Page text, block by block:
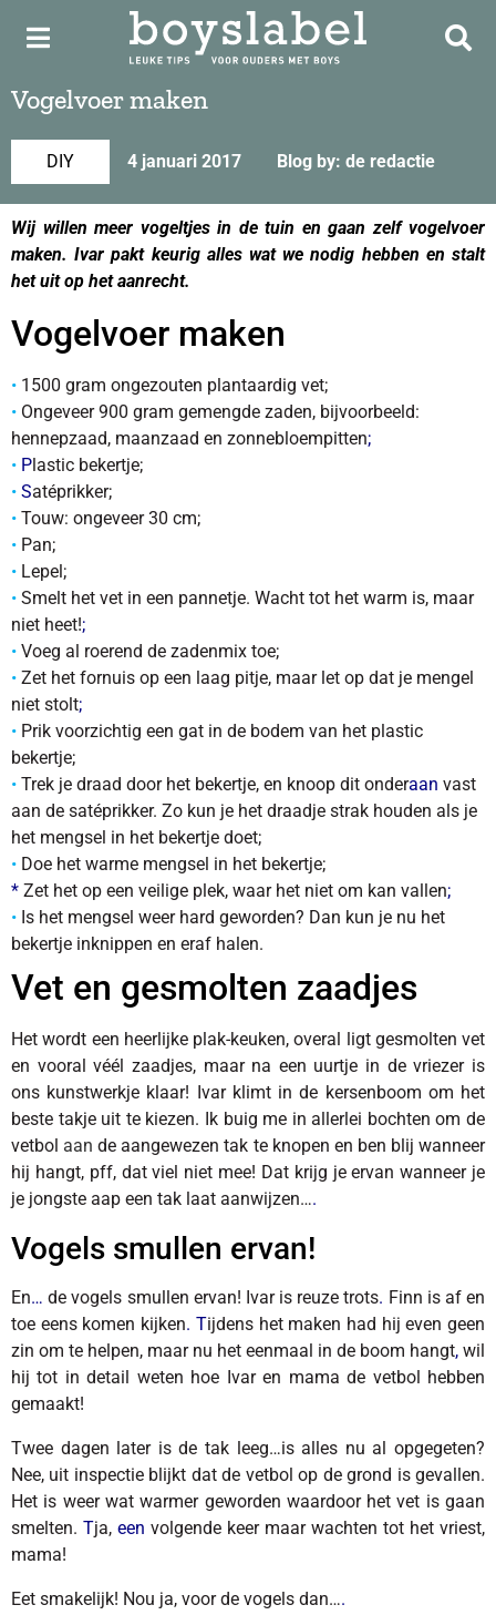
Vogelvoer maken
DIY 4 januari 2017 Blog by: de redactie
Wij willen meer vogeltjes in de tuin en gaan zelf vogelvoer
maken. Ivar pakt keurig alles wat we nodig hebben en stalt
het uit op het aanrecht.
Vogelvoer maken
• 1500 gram ongezouten plantaardig vet;
• Ongeveer 900 gram gemengde zaden, bijvoorbeeld:
hennepzaad, maanzaad en zonnebloempitten;
• Plastic bekertje;
• Satéprikker;
• Touw: ongeveer 30 cm;
• Pan;
• Lepel;
• Smelt het vet in een pannetje. Wacht tot het warm is, maar
niet heet!;
• Voeg al roerend de zadenmix toe;
• Zet het fornuis op een laag pitje, maar let op dat je mengel
niet stolt;
• Prik voorzichtig een gat in de bodem van het plastic
bekertje;
• Trek je draad door het bekertje, en knoop dit onderaan vast
aan de satéprikker. Zo kun je het draadje strak houden als je
het mengsel in het bekertje doet;
• Doe het warme mengsel in het bekertje;
* Zet het op een veilige plek, waar het niet om kan vallen;
• Is het mengsel weer hard geworden? Dan kun je nu het
bekertje inknippen en eraf halen.
Vet en gesmolten zaadjes
Het wordt een heerlijke plak-keuken, overal ligt gesmolten vet
en vooral véél zaadjes, maar na een uurtje in de vriezer is
ons kunstwerkje klaar! Ivar klimt in de kersenboom om het
beste takje uit te kiezen. Ik buig me in allerlei bochten om de
vetbol aan de aangewezen tak te knopen en ben blij wanneer
hij hangt, pff, dat viel niet mee! Dat krijg je ervan wanneer je
je jongste aap een tak laat aanwijzen….
Vogels smullen ervan!
En…de vogels smullen ervan! Ivar is reuze trots. Finn is af en
toe eens komen kijken. Tijdens het maken had hij even geen
zin om te helpen, maar nu het eenmaal in de boom hangt, wil
hij tot in detail weten hoe Ivar en mama de vetbol hebben
gemaakt!
Twee dagen later is de tak leeg…is alles nu al opgegeten?
Nee, uit inspectie blijkt dat de vetbol op de grond is gevallen.
Het is weer wat warmer geworden waardoor het vet is gaan
smelten. Tja, een volgende keer maar wachten tot het vriest,
mama!
Eet smakelijk! Nou ja, voor de vogels dan….